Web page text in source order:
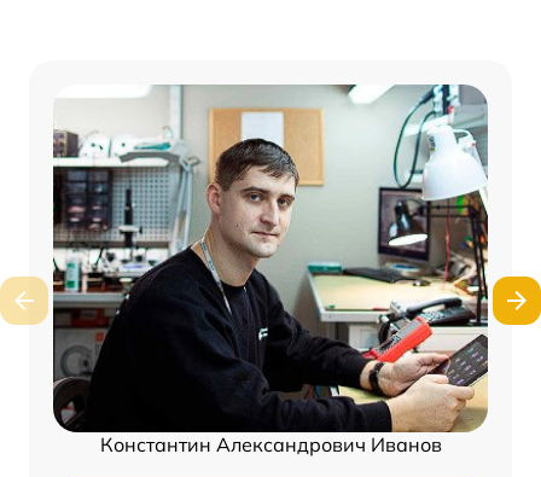
Константин Александрович Иванов